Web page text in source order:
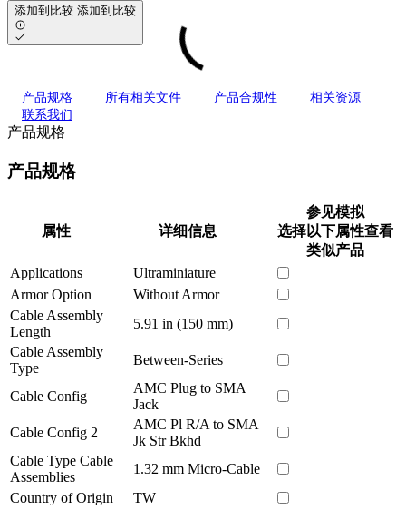
添加到比较 添加到比较
产品规格 所有相关文件 产品合规性
相关资源
联系我们
产品规格
产品规格
属性 详细信息
参见模拟
选择以下属性查看
类似产品
Applications
Ultraminiature
Armor Option
Without Armor
Cable Assembly
Length
5.91 in (150 mm)
Cable Assembly
Type
Between-Series
Cable Config
AMC Plug to SMA
Jack
Cable Config 2
AMC Pl R/A to SMA
Jk Str Bkhd
Cable Type Cable
Assemblies
1.32 mm Micro-Cable
Country of Origin
TW